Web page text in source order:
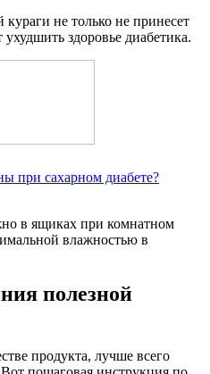
не только не принесет
здоровье диабетика.
при сахарном диабете?
полезной
продукта, лучше всего